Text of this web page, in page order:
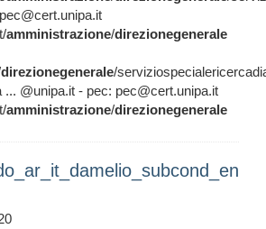
amministrazione/direzionegenerale
direzionegenerale/
... @unipa.it - pec: pec@cert.unipa.it
amministrazione/direzionegenerale